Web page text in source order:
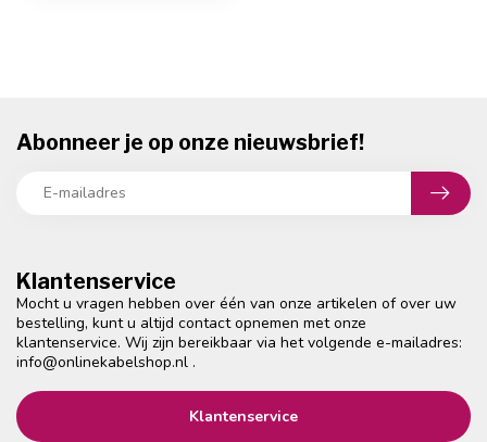
Klantenservice
Mocht u vragen hebben over één van onze artikelen of over uw
bestelling, kunt u altijd contact opnemen met onze
klantenservice. Wij zijn bereikbaar via het volgende e-mailadres:
info@onlinekabelshop.nl .
Klantenservice
Abonneer je op onze nieuwsbrief!